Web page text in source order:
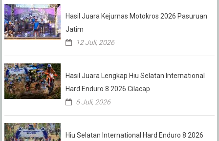
Hasil Juara Kejurnas Motokros 2026 Pasuruan
Jatim
12 Juli, 2026
Hasil Juara Lengkap Hiu Selatan International
Hard Enduro 8 2026 Cilacap
6 Juli, 2026
Hiu Selatan International Hard Enduro 8 2026